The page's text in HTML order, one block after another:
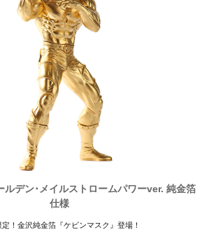
ルデン･メイルストロームパワーver. 純金箔
仕様
定！金沢純金箔『ケビンマスク』登場！